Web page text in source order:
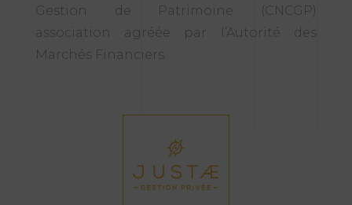
Gestion de Patrimoine (CNCGP)
association agréée par l’Autorité des
Marchés Financiers.